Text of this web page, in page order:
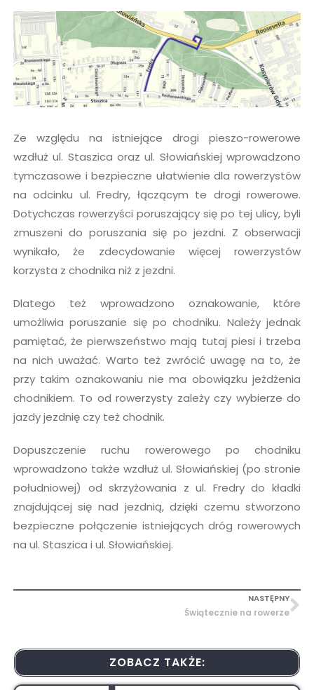
Ze względu na istniejące drogi pieszo-rowerowe
wzdłuż ul. Staszica oraz ul. Słowiańskiej wprowadzono
tymczasowe i bezpieczne ułatwienie dla rowerzystów
na odcinku ul. Fredry, łączącym te drogi rowerowe.
Dotychczas rowerzyści poruszający się po tej ulicy, byli
zmuszeni do poruszania się po jezdni. Z obserwacji
wynikało, że zdecydowanie więcej rowerzystów
korzysta z chodnika niż z jezdni.
Dlatego też wprowadzono oznakowanie, które
umożliwia poruszanie się po chodniku. Należy jednak
pamiętać, że pierwszeństwo mają tutaj piesi i trzeba
na nich uważać. Warto też zwrócić uwagę na to, że
przy takim oznakowaniu nie ma obowiązku jeżdżenia
chodnikiem. To od rowerzysty zależy czy wybierze do
jazdy jezdnię czy też chodnik.
Dopuszczenie ruchu rowerowego po chodniku
wprowadzono także wzdłuż ul. Słowiańskiej (po stronie
południowej) od skrzyżowania z ul. Fredry do kładki
znajdującej się nad jezdnią, dzięki czemu stworzono
bezpieczne połączenie istniejących dróg rowerowych
na ul. Staszica i ul. Słowiańskiej.
NASTĘPNY
Świątecznie na rowerze
ZOBACZ TAKŻE: